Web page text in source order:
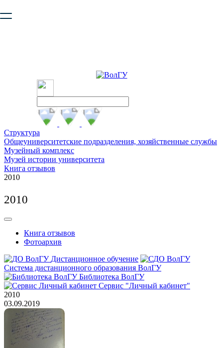
безопасную работу с сайтом. Пожалуйста
Структура
Общеуниверситетские подразделения, хозяйственные службы
Музейный комплекс
Музей истории университета
Книга отзывов
2010
2010
Книга отзывов
Фотоархив
Дистанционное обучение
Система дистанционного образования ВолГУ
Библиотека ВолГУ
Сервис "Личный кабинет"
2010
03.09.2019